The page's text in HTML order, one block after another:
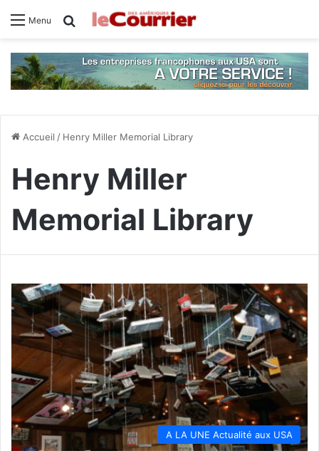
Menu Rechercher
Accueil / Henry Miller Memorial Library
Henry Miller
Memorial Library
A LA UNE Actualité aux USA